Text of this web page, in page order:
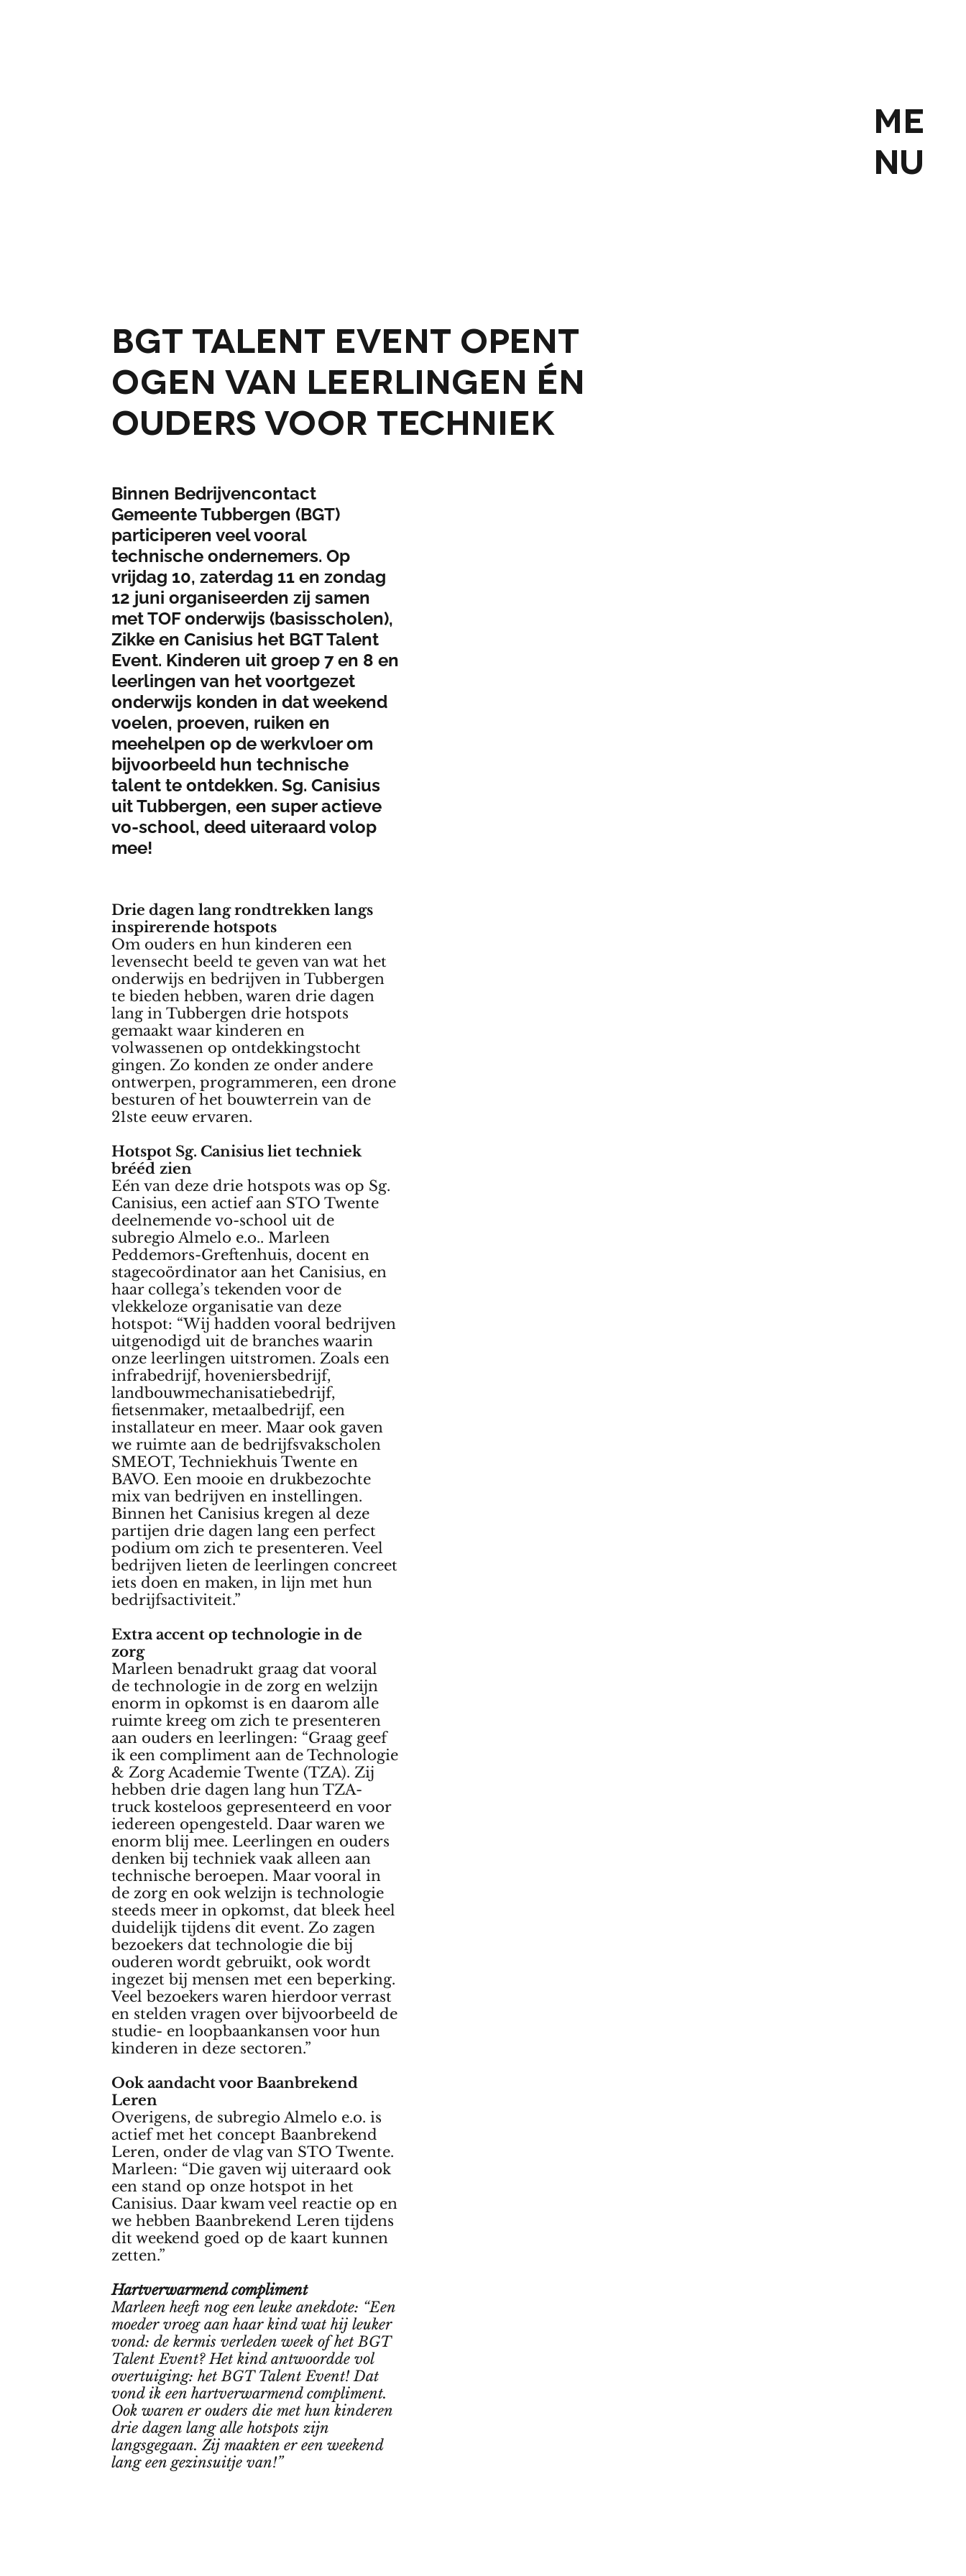
BGT Talent Event opent
ogen van leerlingen én
ouders voor techniek
Binnen Bedrijvencontact
Gemeente Tubbergen (BGT)
participeren veel vooral
technische ondernemers. Op
vrijdag 10, zaterdag 11 en zondag
12 juni organiseerden zij samen
met TOF onderwijs (basisscholen),
Zikke en Canisius het BGT Talent
Event. Kinderen uit groep 7 en 8 en
leerlingen van het voortgezet
onderwijs konden in dat weekend
voelen, proeven, ruiken en
meehelpen op de werkvloer om
bijvoorbeeld hun technische
talent te ontdekken. Sg. Canisius
uit Tubbergen, een super actieve
vo-school, deed uiteraard volop
mee!
Drie dagen lang rondtrekken langs
inspirerende hotspots
Om ouders en hun kinderen een
levensecht beeld te geven van wat het
onderwijs en bedrijven in Tubbergen
te bieden hebben, waren drie dagen
lang in Tubbergen drie hotspots
gemaakt waar kinderen en
volwassenen op ontdekkingstocht
gingen. Zo konden ze onder andere
ontwerpen, programmeren, een drone
besturen of het bouwterrein van de
21ste eeuw ervaren.
Hotspot Sg. Canisius liet techniek
brééd zien
Eén van deze drie hotspots was op Sg.
Canisius, een actief aan STO Twente
deelnemende vo-school uit de
subregio Almelo e.o.. Marleen
Peddemors-Greftenhuis, docent en
stagecoördinator aan het Canisius, en
haar collega’s tekenden voor de
vlekkeloze organisatie van deze
hotspot: “Wij hadden vooral bedrijven
uitgenodigd uit de branches waarin
onze leerlingen uitstromen. Zoals een
infrabedrijf, hoveniersbedrijf,
landbouwmechanisatiebedrijf,
fietsenmaker, metaalbedrijf, een
installateur en meer. Maar ook gaven
we ruimte aan de bedrijfsvakscholen
SMEOT, Techniekhuis Twente en
BAVO. Een mooie en drukbezochte
mix van bedrijven en instellingen.
Binnen het Canisius kregen al deze
partijen drie dagen lang een perfect
podium om zich te presenteren. Veel
bedrijven lieten de leerlingen concreet
iets doen en maken, in lijn met hun
bedrijfsactiviteit.”
Extra accent op technologie in de
zorg
Marleen benadrukt graag dat vooral
de technologie in de zorg en welzijn
enorm in opkomst is en daarom alle
ruimte kreeg om zich te presenteren
aan ouders en leerlingen: “Graag geef
ik een compliment aan de Technologie
& Zorg Academie Twente (TZA). Zij
hebben drie dagen lang hun TZA-
truck kosteloos gepresenteerd en voor
iedereen opengesteld. Daar waren we
enorm blij mee. Leerlingen en ouders
denken bij techniek vaak alleen aan
technische beroepen. Maar vooral in
de zorg en ook welzijn is technologie
steeds meer in opkomst, dat bleek heel
duidelijk tijdens dit event. Zo zagen
bezoekers dat technologie die bij
ouderen wordt gebruikt, ook wordt
ingezet bij mensen met een beperking.
Veel bezoekers waren hierdoor verrast
en stelden vragen over bijvoorbeeld de
studie- en loopbaankansen voor hun
kinderen in deze sectoren.”
Ook aandacht voor Baanbrekend
Leren
Overigens, de subregio Almelo e.o. is
actief met het concept Baanbrekend
Leren, onder de vlag van STO Twente.
Marleen: “Die gaven wij uiteraard ook
een stand op onze hotspot in het
Canisius. Daar kwam veel reactie op en
we hebben Baanbrekend Leren tijdens
dit weekend goed op de kaart kunnen
zetten.”
Hartverwarmend compliment
Marleen heeft nog een leuke anekdote: “Een
moeder vroeg aan haar kind wat hij leuker
vond: de kermis verleden week of het BGT
Talent Event? Het kind antwoordde vol
overtuiging: het BGT Talent Event! Dat
vond ik een hartverwarmend compliment.
Ook waren er ouders die met hun kinderen
drie dagen lang alle hotspots zijn
langsgegaan. Zij maakten er een weekend
lang een gezinsuitje van!”
ME
NU